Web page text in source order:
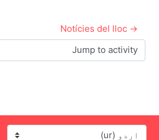
→ Notícies del lloc
Jump to activity